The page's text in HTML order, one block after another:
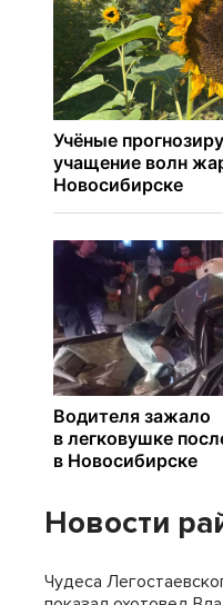
Новости
Чудеса